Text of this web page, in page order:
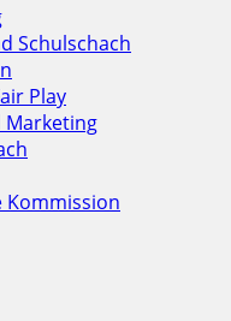
Schulschach
Play
Marketing
Kommission